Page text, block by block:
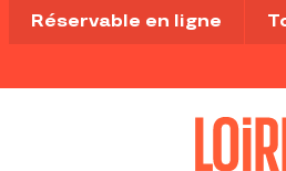
Aller
au
principal
Réservable en ligne